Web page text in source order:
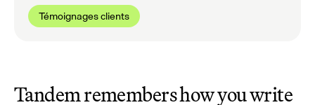
Témoignages clients
Tandem remembers how you write